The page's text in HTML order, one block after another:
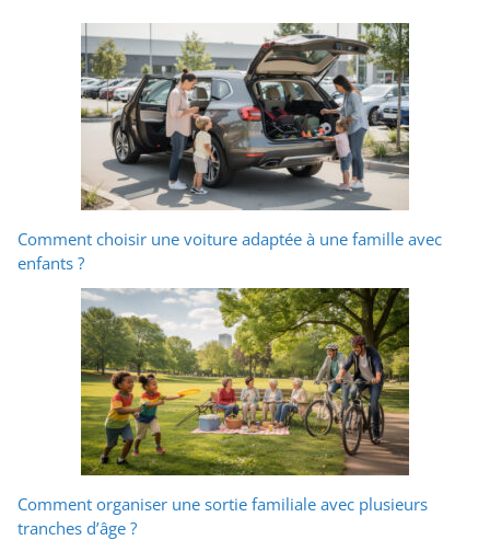
Comment choisir une voiture adaptée à une famille avec
enfants ?
Comment organiser une sortie familiale avec plusieurs
tranches d’âge ?